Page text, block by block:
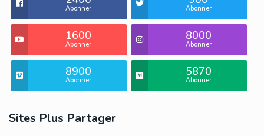
Abonner Abonner
1600
Abonner
8000
Abonner
8900
Abonner
5870
Abonner
Sites Plus Partager